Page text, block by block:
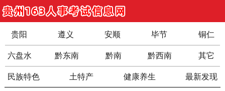
贵阳 遵义 安顺 毕节 铜仁
六盘水 黔东南 黔南 黔西南 其它
民族特色 土特产 健康养生 最新发现